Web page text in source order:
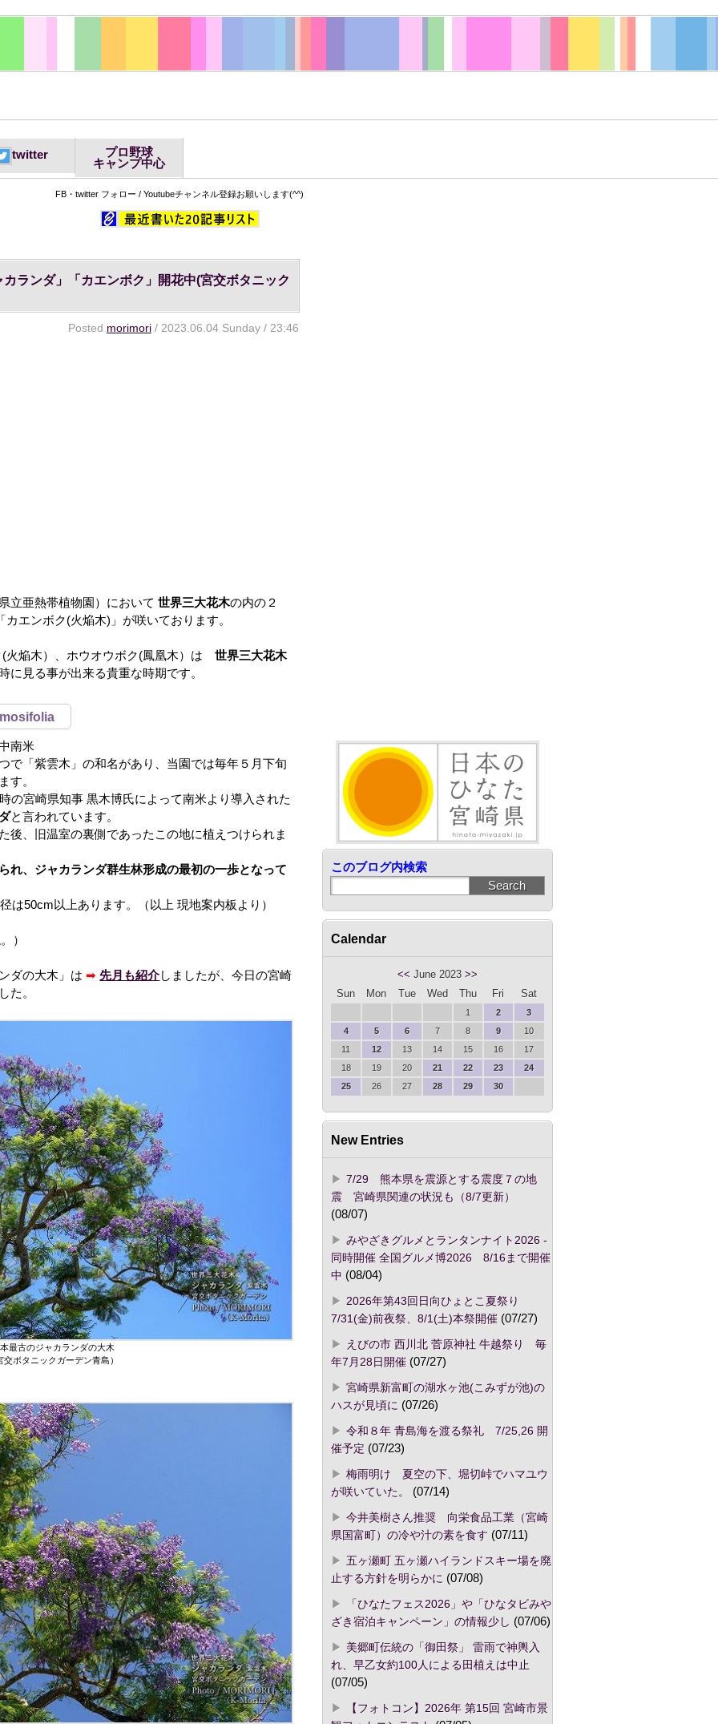
twitter
プロ野球
キャンプ中心
FB・twitter フォロー / Youtubeチャンネル登録お願いします(^^)
ランダ」「カエンボク」開花中(宮交ボタニック
Posted morimori/ 2023.06.04 Sunday / 23:46
立亜熱帯植物園）において世界三大花木の内の２
エンボク(火焔木)」が咲いております。
(火焔木）、ホウオウボク(鳳凰木）は世界三大花木
に見る事が出来る貴重な時期です。
南米
で「紫雲木」の和名があり、当園では毎年５月下旬
す。
の宮崎県知事 黒木博氏によって南米より導入された
と言われています。
後、旧温室の裏側であったこの地に植えつけられま
れ、ジャカランダ群生林形成の最初の一歩となって
は50cm以上あります。（以上 現地案内板より）
）
ダの大木」は➡ 先月も紹介しましたが、今日の宮崎
た。
最古のジャカランダの大木
交ボタニックガーデン青島）
このブログ内検索
Calendar
<< June 2023 >>
Sun
Mon Tue Wed Thu Fri Sat
1 2
3
4
5 6 7 8 9
10
11
12 13 14 15 16
17
18
19 20 21 22 23
24
25
26 27 28 29 30
New Entries
7/29 熊本県を震源とする震度７の地
震 宮崎県関連の状況も（8/7更新）
(08/07)
みやざきグルメとランタンナイト2026 -
同時開催 全国グルメ博2026 8/16まで開催
中 (08/04)
2026年第43回日向ひょとこ夏祭り
7/31(金)前夜祭、8/1(土)本祭開催(07/27)
えびの市 西川北 菅原神社 牛越祭り 毎
年7月28日開催(07/27)
宮崎県新富町の湖水ヶ池(こみずが池)の
ハスが見頃に (07/26)
令和８年 青島海を渡る祭礼 7/25,26 開
催予定 (07/23)
梅雨明け 夏空の下、堀切峠でハマユウ
が咲いていた。
(07/14)
今井美樹さん推奨 向栄食品工業（宮崎
県国富町）の冷や汁の素を食す (07/11)
五ヶ瀬町 五ヶ瀬ハイランドスキー場を廃
止する方針を明らかに (07/08)
「ひなたフェス2026」や「ひなタビみや
ざき宿泊キャンペーン」の情報少し (07/06)
美郷町伝統の「御田祭」 雷雨で神輿入
れ、早乙女約100人による田植えは中止
(07/05)
【フォトコン】2026年 第15回 宮崎市景